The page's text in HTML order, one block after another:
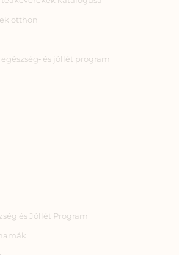
otthon
és jóllét program
és Jóllét Program